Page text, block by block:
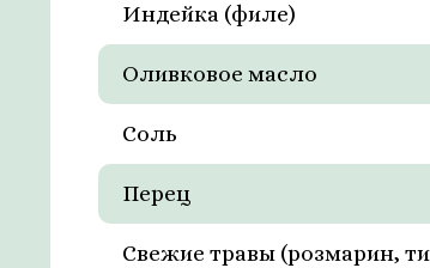
Индейка (филе)
Оливковое масло
Соль
Перец
Свежие травы (розмарин,